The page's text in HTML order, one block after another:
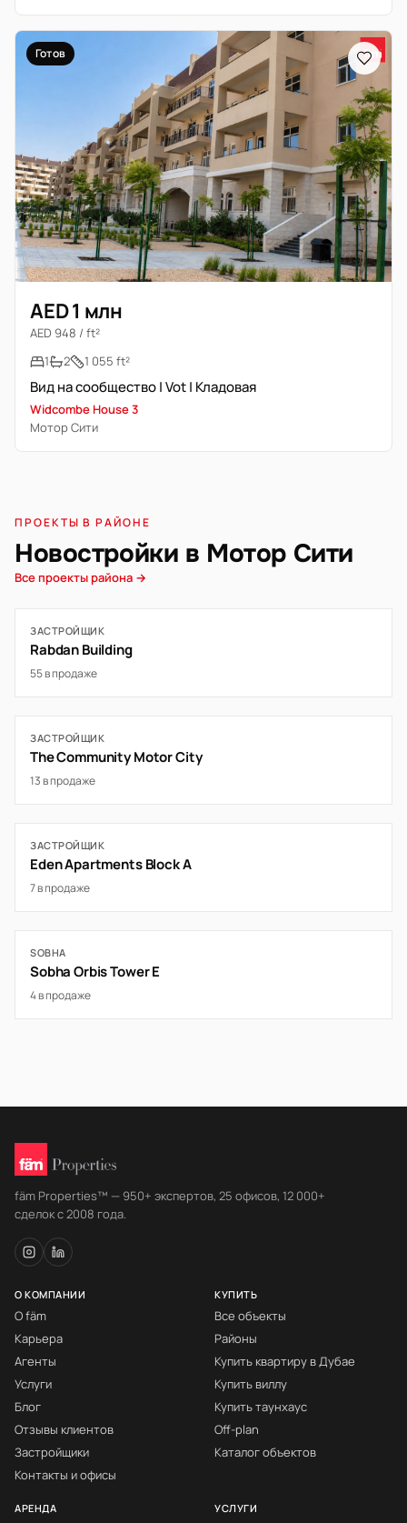
Готов
AED 1 млн
AED 948 / ft²
1
2 1 055 ft²
Вид на сообщество | Vot | Кладовая
Widcombe House 3
Мотор Сити
ПРОЕКТЫ В РАЙОНЕ
Новостройки в Мотор Сити
Все проекты района →
ЗАСТРОЙЩИК
Rabdan Building
55 в продаже
ЗАСТРОЙЩИК
The Community Motor City
13 в продаже
ЗАСТРОЙЩИК
Eden Apartments Block A
7 в продаже
SOBHA
Sobha Orbis Tower E
4 в продаже
fäm Properties™ — 950+ экспертов, 25 офисов, 12 000+
сделок с 2008 года.
О КОМПАНИИ
О fäm
Карьера
Агенты
Услуги
Блог
Отзывы клиентов
Застройщики
Контакты и офисы
КУПИТЬ
Все объекты
Районы
Купить квартиру в Дубае
Купить виллу
Купить таунхаус
Off-plan
Каталог объектов
АРЕНДА УСЛУГИ